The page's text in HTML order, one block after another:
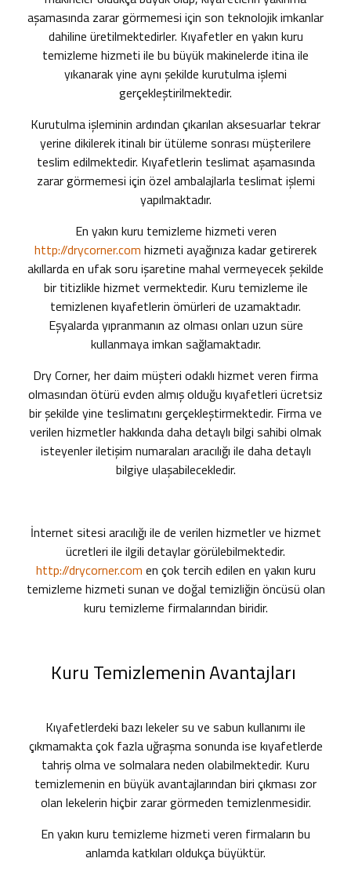
aşamasında zarar görmemesi için son teknolojik imkanlar
dahiline üretilmektedirler. Kıyafetleren yakın kuru
temizleme hizmeti ile bu büyük makinelerde itina ile
yıkanarak yine aynı şekilde kurutulma işlemi
gerçekleştirilmektedir.
Kurutulma işleminin ardından çıkarılan aksesuarlar tekrar
yerine dikilerek itinalı bir ütüleme sonrası müşterilere
teslim edilmektedir. Kıyafetlerin teslimat aşamasında
zarar görmemesi için özel ambalajlarla teslimat işlemi
yapılmaktadır.
En yakın kuru temizleme hizmeti veren
http://drycorner.com hizmeti ayağınıza kadar getirerek
akıllarda en ufak soru işaretine mahal vermeyecek şekilde
bir titizlikle hizmet vermektedir. Kuru temizleme ile
temizlenen kıyafetlerin ömürleri de uzamaktadır.
Eşyalarda yıpranmanın az olması onları uzun süre
kullanmaya imkan sağlamaktadır.
Dry Corner, her daim müşteri odaklı hizmet veren firma
olmasından ötürü evden almış olduğu kıyafetleri ücretsiz
bir şekilde yine teslimatını gerçekleştirmektedir. Firma ve
verilen hizmetler hakkında daha detaylı bilgi sahibi olmak
isteyenler iletişim numaraları aracılığı ile daha detaylı
bilgiye ulaşabilecekledir.
İnternet sitesi aracılığı ile de verilen hizmetler ve hizmet
ücretleri ile ilgili detaylar görülebilmektedir.
http://drycorner.com en çok tercih edilen en yakın kuru
temizleme hizmeti sunan ve doğal temizliğin öncüsü olan
kuru temizleme firmalarından biridir.
Kuru Temizlemenin Avantajları
Kıyafetlerdeki bazı lekeler su ve sabun kullanımı ile
çıkmamakta çok fazla uğraşma sonunda ise kıyafetlerde
tahriş olma ve solmalara neden olabilmektedir. Kuru
temizlemenin en büyük avantajlarından biri çıkması zor
olan lekelerin hiçbir zarar görmeden temizlenmesidir.
En yakın kuru temizleme hizmeti veren firmaların bu
anlamda katkıları oldukça büyüktür.